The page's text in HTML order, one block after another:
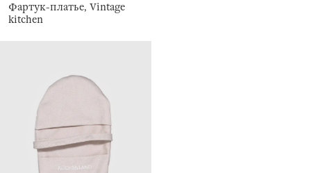
Фартук-платье, Vintage
kitchen